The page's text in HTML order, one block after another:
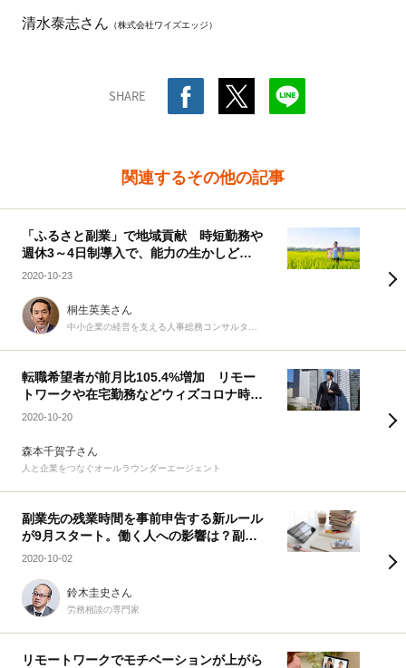
清水泰志さん （株式会社ワイズエッジ）
SHARE
関連するその他の記事
「ふるさと副業」で地域貢献 時短勤務や
週休3～4日制導入で、能力の生かしどこ
ろは地方ヘシフト？
2020-10-23
桐生英美さん
転職希望者が前月比105.4%増加 リモー
トワークや在宅勤務などウィズコロナ時代
の転職とは
2020-10-20
森本千賀子さん
人と企業をつなぐオールラウンダーエージェント
副業先の残業時間を事前申告する新ルール
が9月スタート。働く人への影響は？副業
を報告しなかった場合はどうなる？
2020-10-02
鈴木圭史さん
労務相談の専門家
リモートワークでモチベーションが上がら